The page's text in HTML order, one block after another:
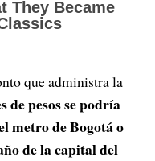
que administra la
de pesos se podría
metro de Bogotá o
de la capital del